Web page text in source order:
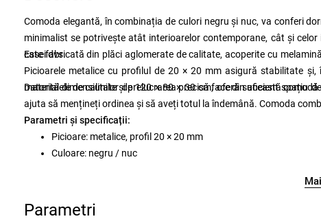
Comoda elegantă, în combinația de culori negru și nuc, va conferi
minimalist se potrivește atât interioarelor contemporane, cât și
casei dvs.
Este fabricată din plăci aglomerate de calitate, acoperite cu
Picioarele metalice cu profilul de 20 × 20 mm asigură stabilitate
materialele de calitate și prelucrarea precisă face din această
Datorită dimensiunilor de 120 × 80 × 30 cm, oferă suficient spațiu
ajuta să mențineți ordinea și să aveți totul la îndemână. Comoda
Parametri și specificații:
Picioare: metalice, profil 20 × 20 mm
Culoare: negru / nuc
Parametri